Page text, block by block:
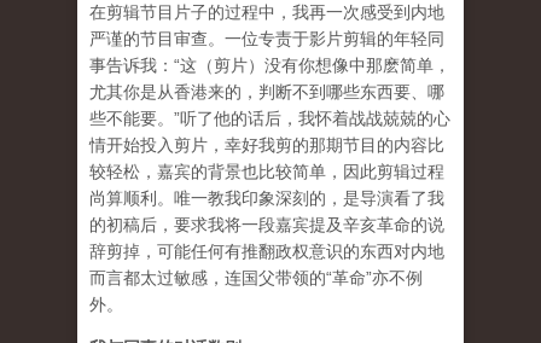
在剪辑节目片子的过程中，我再一次感受到内地
严谨的节目审查。一位专责于影片剪辑的年轻同
事告诉我：“这（剪片）没有你想像中那麽简单，
尤其你是从香港来的，判断不到哪些东西要、哪
些不能要。”听了他的话后，我怀着战战兢兢的心
情开始投入剪片，幸好我剪的那期节目的内容比
较轻松，嘉宾的背景也比较简单，因此剪辑过程
尚算顺利。唯一教我印象深刻的，是导演看了我
的初稿后，要求我将一段嘉宾提及辛亥革命的说
辞剪掉，可能任何有推翻政权意识的东西对内地
而言都太过敏感，连国父带领的“革命”亦不例
外。